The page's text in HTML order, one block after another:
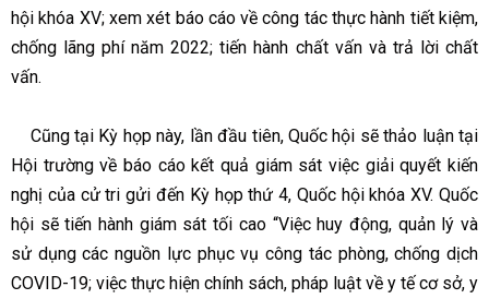
hội khóa XV; xem xét báo cáo về công tác thực hành tiết kiệm,
chống lãng phí năm 2022; tiến hành chất vấn và trả lời chất
vấn.
Cũng tại Kỳ họp này, lần đầu tiên, Quốc hội sẽ thảo luận tại
Hội trường về báo cáo kết quả giám sát việc giải quyết kiến
nghị của cử tri gửi đến Kỳ họp thứ 4, Quốc hội khóa XV. Quốc
hội sẽ tiến hành giám sát tối cao “Việc huy động, quản lý và
sử dụng các nguồn lực phục vụ công tác phòng, chống dịch
COVID-19; việc thực hiện chính sách, pháp luật về y tế cơ sở, y